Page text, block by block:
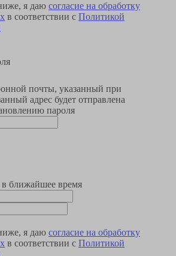
я даю согласие на обработку
в соответствии с Политикой
почты, указанный при
адрес будет отправлена
пароля
ближайшее время
я даю согласие на обработку
в соответствии с Политикой